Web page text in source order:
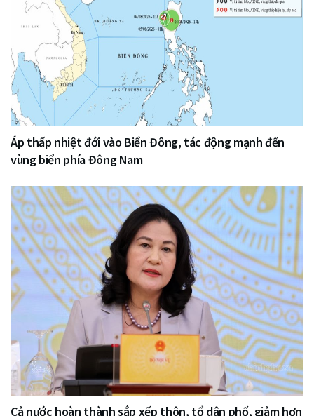
Áp thấp nhiệt đới vào Biển Đông, tác động mạnh đến
vùng biển phía Đông Nam
Cả nước hoàn thành sắp xếp thôn, tổ dân phố, giảm hơn